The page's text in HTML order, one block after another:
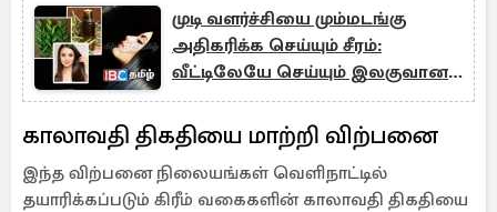
முடி வளர்ச்சியை மும்மடங்கு
அதிகரிக்க செய்யும் சீரம்:
வீட்டிலேயே செய்யும் இலகுவான
வழி
காலாவதி திகதியை மாற்றி விற்பனை
இந்த விற்பனை நிலையங்கள் வெளிநாட்டில்
தயாரிக்கப்படும் கிரீம் வகைகளின் காலாவதி திகதியை